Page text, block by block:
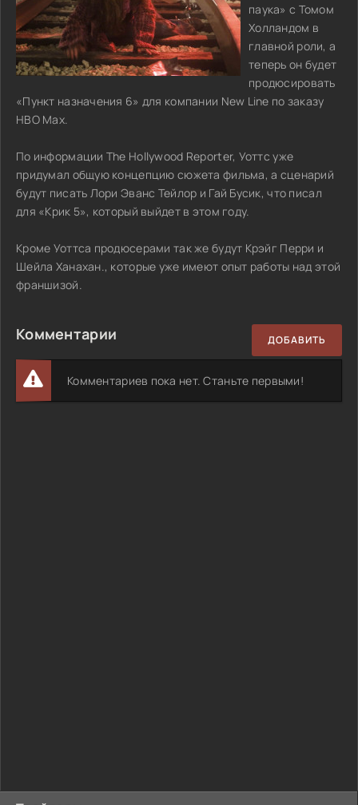
паука» с Томом
Холландом в
главной роли, а
теперь он будет
продюсировать
«Пункт назначения 6» для компании New Line по заказу
HBO Max.
По информации The Hollywood Reporter, Уоттс уже
придумал общую концепцию сюжета фильма, а сценарий
будут писать Лори Эванс Тейлор и Гай Бусик, что писал
для «Крик 5», который выйдет в этом году.
Кроме Уоттса продюсерами так же будут Крэйг Перри и
Шейла Ханахан., которые уже имеют опыт работы над этой
франшизой.
Комментарии ДОБАВИТЬ
Комментариев пока нет. Станьте первыми!